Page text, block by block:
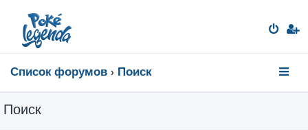
Список форумов Поиск
Поиск